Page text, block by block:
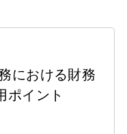
における財務
ポイント